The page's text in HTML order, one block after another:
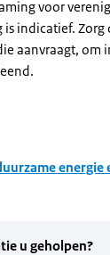
voor
is indicatief.
aanvraagt,
energie